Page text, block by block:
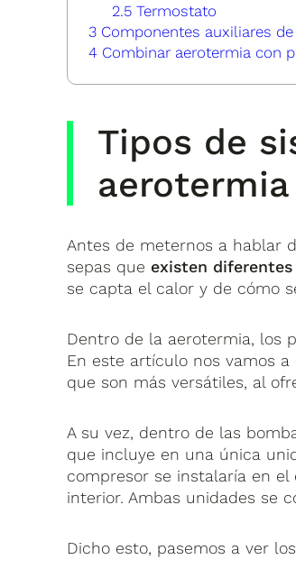
2.5Termostato
3 Componentes auxiliares
4 Combinar aerotermia con
Tipos de
aerotermia
Antes de meternos a hablar
sepas que existen
se capta el calor y de cómo
Dentro de la aerotermia, los
En este artículo nos vamos
que son más versátiles, al
A su vez, dentro de las
que incluye en una única
compresor se instalaría en
interior. Ambas unidades se
Dicho esto, pasemos a ver